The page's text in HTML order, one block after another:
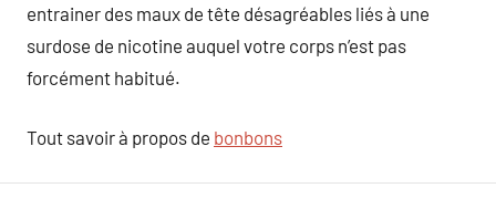
entrainer des maux de tête désagréables liés à une
surdose de nicotine auquel votre corps n’est pas
forcément habitué.
Tout savoir à propos de bonbons